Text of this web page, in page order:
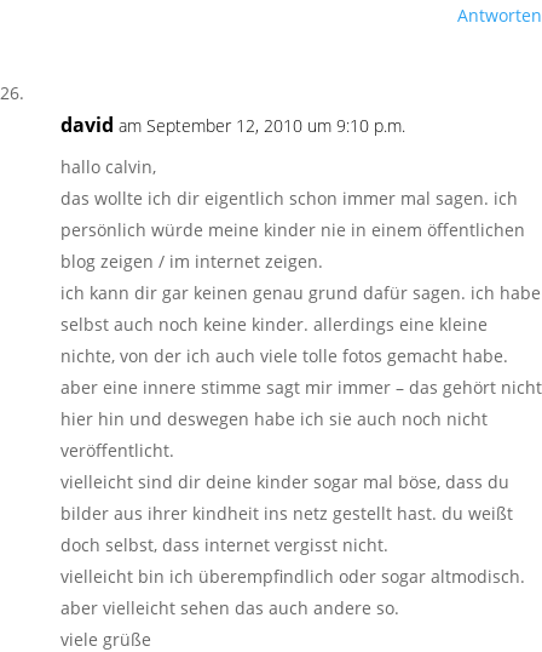
Antworten
david am September 12, 2010 um 9:10 p.m.
hallo calvin,
das wollte ich dir eigentlich schon immer mal sagen. ich
persönlich würde meine kinder nie in einem öffentlichen
blog zeigen / im internet zeigen.
ich kann dir gar keinen genau grund dafür sagen. ich habe
selbst auch noch keine kinder. allerdings eine kleine
nichte, von der ich auch viele tolle fotos gemacht habe.
aber eine innere stimme sagt mir immer – das gehört nicht
hier hin und deswegen habe ich sie auch noch nicht
veröffentlicht.
vielleicht sind dir deine kinder sogar mal böse, dass du
bilder aus ihrer kindheit ins netz gestellt hast. du weißt
doch selbst, dass internet vergisst nicht.
vielleicht bin ich überempfindlich oder sogar altmodisch.
aber vielleicht sehen das auch andere so.
viele grüße